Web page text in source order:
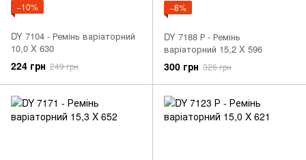
−10%
DY 7104 - Ремінь варіаторний
10,0 X 630
224 грн 249 грн
−8%
DY 7188 Р - Ремінь
варіаторний 15,2 X 596
300 грн 326 грн